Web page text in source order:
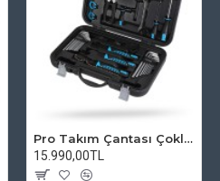
Pro Takım Çantası Çoklu Tamir Seti
15.990,00TL